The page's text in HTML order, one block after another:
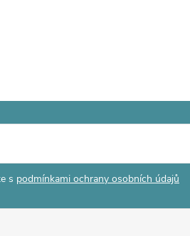
s podmínkami ochrany osobních údajů